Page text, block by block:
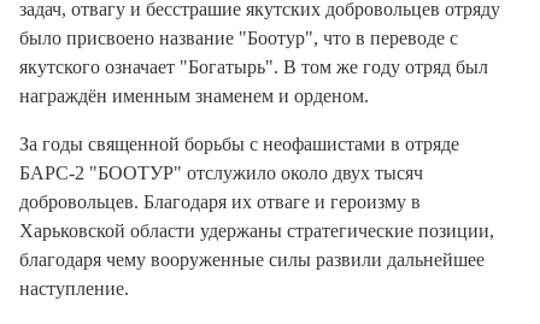
задач, отвагу и бесстрашие якутских добровольцев отряду
было присвоено название "Боотур", что в переводе с
якутского означает "Богатырь". В том же году отряд был
награждён именным знаменем и орденом.
За годы священной борьбы с неофашистами в отряде
БАРС-2 "БООТУР" отслужило около двух тысяч
добровольцев. Благодаря их отваге и героизму в
Харьковской области удержаны стратегические позиции,
благодаря чему вооруженные силы развили дальнейшее
наступление.